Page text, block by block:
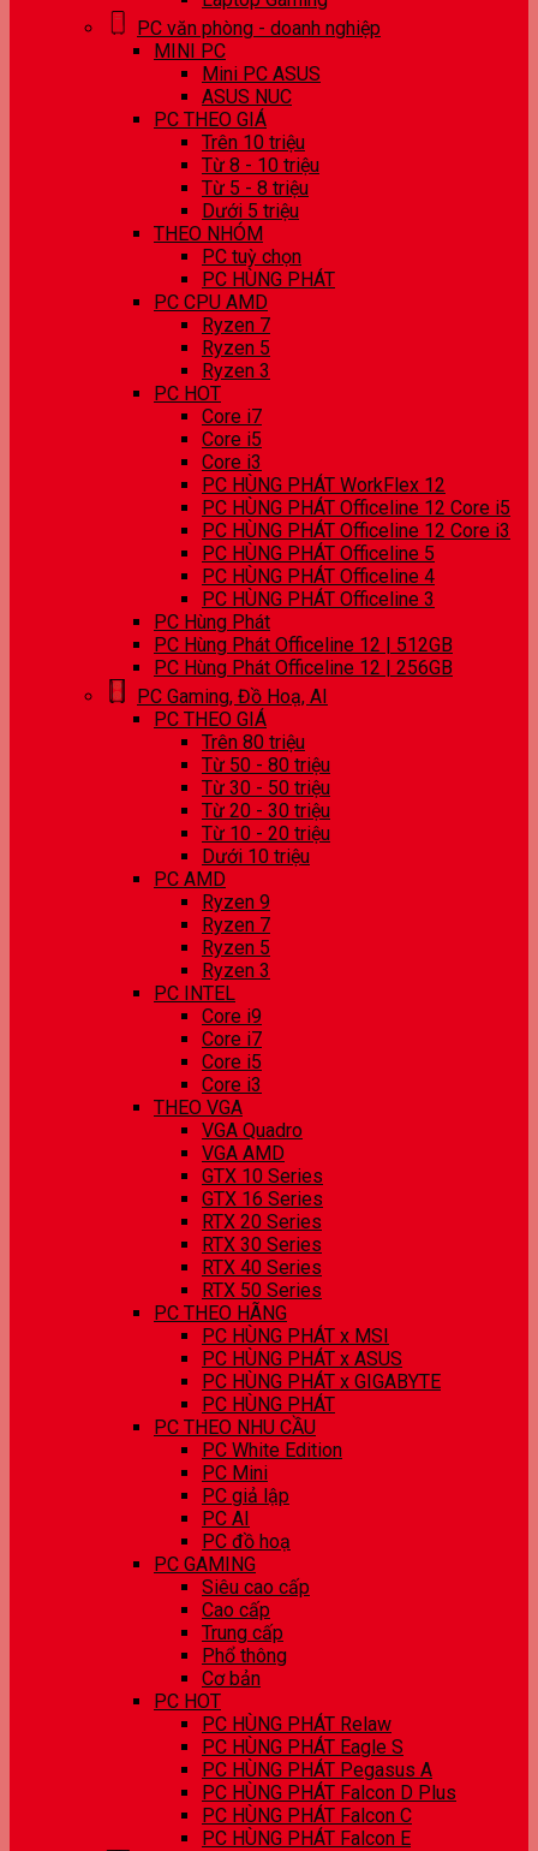
PC văn phòng - doanh nghiệp
MINI PC
Mini PC ASUS
ASUS NUC
PC THEO GIÁ
Trên 10 triệu
Từ 8 - 10 triệu
Từ 5 - 8 triệu
Dưới 5 triệu
THEO NHÓM
PC tuỳ chọn
PC HÙNG PHÁT
PC CPU AMD
Ryzen 7
Ryzen 5
Ryzen 3
PC HOT
Core i7
Core i5
Core i3
PC HÙNG PHÁT WorkFlex 12
PC HÙNG PHÁT Officeline 12 Core i5
PC HÙNG PHÁT Officeline 12 Core i3
PC HÙNG PHÁT Officeline 5
PC HÙNG PHÁT Officeline 4
PC HÙNG PHÁT Officeline 3
PC Hùng Phát
PC Hùng Phát Officeline 12 | 512GB
PC Hùng Phát Officeline 12 | 256GB
PC Gaming, Đồ Hoạ, AI
PC THEO GIÁ
Trên 80 triệu
Từ 50 - 80 triệu
Từ 30 - 50 triệu
Từ 20 - 30 triệu
Từ 10 - 20 triệu
Dưới 10 triệu
PC AMD
Ryzen 9
Ryzen 7
Ryzen 5
Ryzen 3
PC INTEL
Core i9
Core i7
Core i5
Core i3
THEO VGA
VGA Quadro
VGA AMD
GTX 10 Series
GTX 16 Series
RTX 20 Series
RTX 30 Series
RTX 40 Series
RTX 50 Series
PC THEO HÃNG
PC HÙNG PHÁT x MSI
PC HÙNG PHÁT x ASUS
PC HÙNG PHÁT x GIGABYTE
PC HÙNG PHÁT
PC THEO NHU CẦU
PC White Edition
PC Mini
PC giả lập
PC AI
PC đồ hoạ
PC GAMING
Siêu cao cấp
Cao cấp
Trung cấp
Phổ thông
Cơ bản
PC HOT
PC HÙNG PHÁT Relaw
PC HÙNG PHÁT Eagle S
PC HÙNG PHÁT Pegasus A
PC HÙNG PHÁT Falcon D Plus
PC HÙNG PHÁT Falcon C
PC HÙNG PHÁT Falcon E